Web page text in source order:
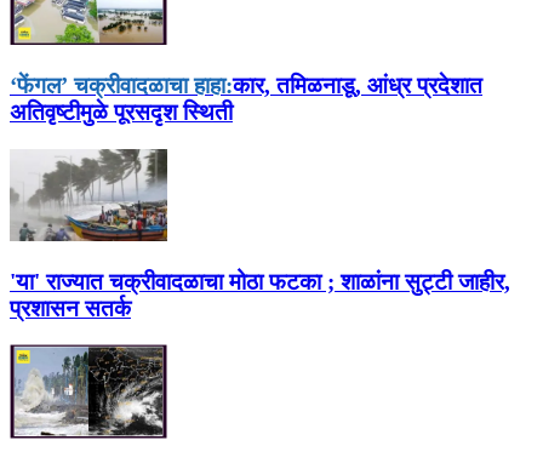
‘फेंगल’ चक्रीवादळाचा हाहा:कार, तमिळनाडू, आंध्र प्रदेशात
अतिवृष्टीमुळे पूरसदृश स्थिती
'या' राज्यात चक्रीवादळाचा मोठा फटका ; शाळांना सुट्टी जाहीर,
प्रशासन सतर्क